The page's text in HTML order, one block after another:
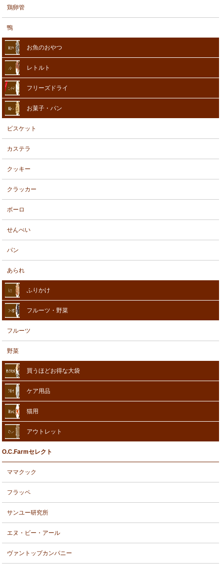
鶏卵管
鴨
お魚のおやつ
レトルト
フリーズドライ
お菓子・パン
ビスケット
カステラ
クッキー
クラッカー
ボーロ
せんべい
パン
あられ
ふりかけ
フルーツ・野菜
フルーツ
野菜
買うほどお得な大袋
ケア用品
猫用
アウトレット
O.C.Farmセレクト
ママクック
フラッペ
サンユー研究所
エヌ・ビー・アール
ヴァントップカンパニー